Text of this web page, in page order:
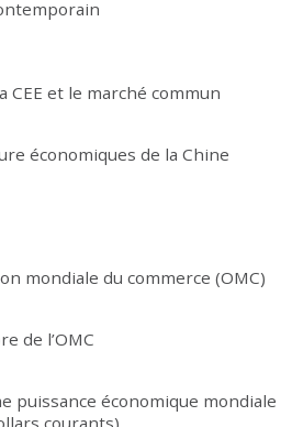
CEE et le marché commun
économiques de la Chine
mondiale du commerce (OMC)
de l’OMC
puissance économique mondiale